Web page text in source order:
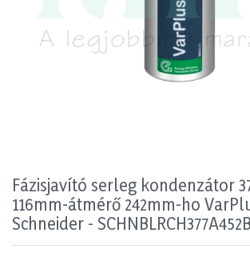
Fázisjavító serleg kondenzátor
116mm-átmérő 242mm-ho
Schneider -